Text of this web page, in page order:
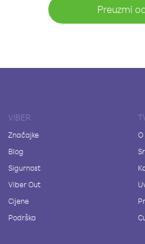
Preuzmi
VIBER
Značajke
Blog
Sigurnost
Viber Out
Cijene
Podrška